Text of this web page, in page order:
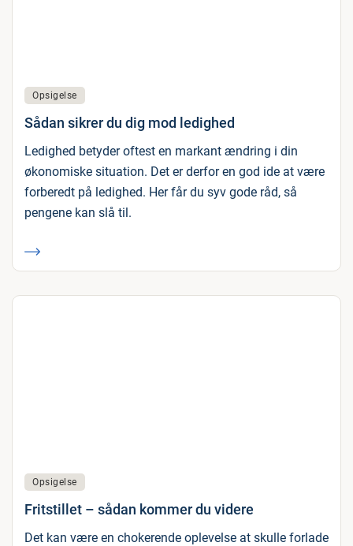
Opsigelse
Sådan sikrer du dig mod ledighed
Ledighed betyder oftest en markant ændring i din
økonomiske situation. Det er derfor en god ide at være
forberedt på ledighed. Her får du syv gode råd, så
pengene kan slå til.
Opsigelse
Fritstillet – sådan kommer du videre
Det kan være en chokerende oplevelse at skulle forlade